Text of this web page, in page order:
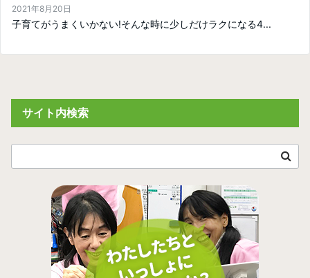
2021年8月20日
子育てがうまくいかない!そんな時に少しだけラクになる4...
サイト内検索